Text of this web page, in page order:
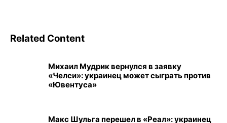
Related Content
Михаил Мудрик вернулся в заявку
«Челси»: украинец может сыграть против
«Ювентуса»
Макс Шульга перешел в «Реал»: украинец